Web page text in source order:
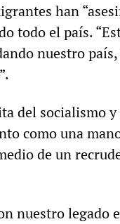
han
todo el país.
nuestro
del socialismo
como una
de un
nuestro legado